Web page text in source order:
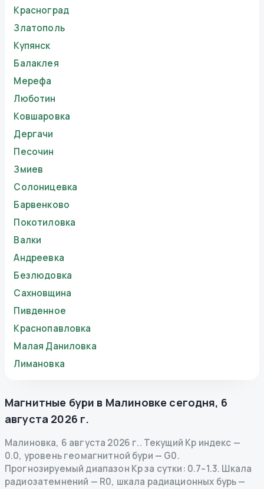
Красноград
Златополь
Купянск
Балаклея
Мерефа
Люботин
Ковшаровка
Дергачи
Песочин
Змиев
Солоницевка
Барвенково
Покотиловка
Валки
Андреевка
Безлюдовка
Сахновщина
Пивденное
Краснопавловка
Малая Даниловка
Лимановка
Магнитные бури в Малиновке сегодня, 6
августа 2026 г.
Малиновка, 6 августа 2026 г.. Текущий Kp индекс —
0.0, уровень геомагнитной бури — G0.
Прогнозируемый диапазон Kp за сутки: 0.7–1.3. Шкала
радиозатемнений — R0, шкала радиационных бурь—